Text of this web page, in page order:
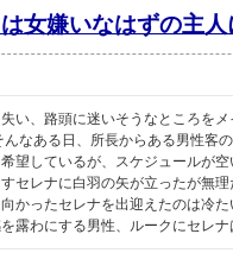
女嫌いなはずの主
い、路頭に迷いそうなところを
なある日、所長からある男性客
望しているが、スケジュールが
セレナに白羽の矢が立ったが無
かったセレナを出迎えたのは冷
露わにする男性、ルークにセレ